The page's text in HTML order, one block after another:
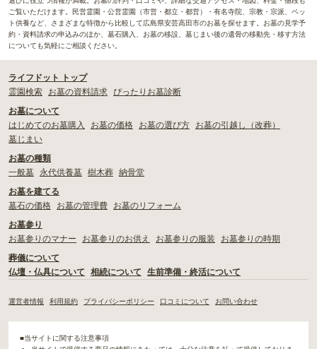
ご覧いただけます。民営霊園・公営霊園（市営・都立・都営）・有名寺院、宗教・宗派、ペッ
ト供養など、さまざまな特徴から比較して広島県安芸高田市のお墓を探せます。お墓の見学予
約・資料請求の申込みのほか、墓石購入、お墓の移設、墓じまい後の遺骨の移動先・移す方法
についても気軽にご相談ください。
ライフドット トップ
霊園検索
お墓の資料請求 ぴったりお墓診断
お墓について
はじめてのお墓購入
お墓の価格 お墓の選び方
お墓の引越し（改葬）
墓じまい
お墓の種類
一般墓
永代供養墓 樹木葬 納骨堂
お墓を建てる
墓石の価格
お墓の管理費
お墓のリフォーム
お墓参り
お墓参りのマナー
お墓参りのお供え お墓参りの服装
お墓参りの時期
葬儀について
仏壇・仏具について
相続について 生前準備・終活について
運営者情報 利用規約 プライバシーポリシー 口コミについて お問い合わせ
■当サイトに関する注意事項